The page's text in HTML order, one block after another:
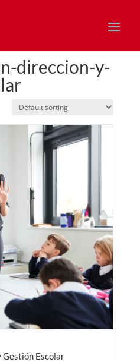
direccion-y-
Gestión Escolar